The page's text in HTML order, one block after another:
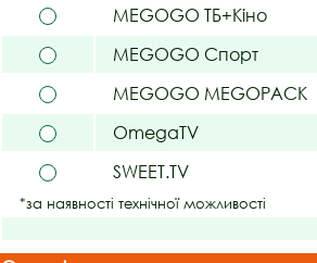
MEGOGO ТБ+Кіно
MEGOGO Спорт
MEGOGO MEGOPACK
OmegaTV
SWEET.TV
*за наявності технічної можливості